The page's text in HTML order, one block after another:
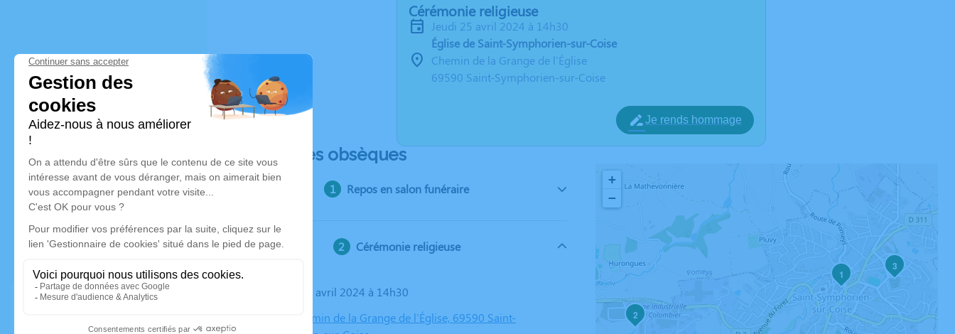
Cérémonie religieuse
jeudi 25 avril 2024 à 14h30
Église de Saint-Symphorien-sur-Coise
Chemin de la Grange de l'Église
69590 Saint-Symphorien-sur-Coise
Je rends hommage
Déroulé des obsèques
Repos en salon funéraire
Cérémonie religieuse
Le jeudi 25 avril 2024 à 14h30
Église, Chemin de la Grange de l'Église, 69590 Saint-
1
2
3
+
−